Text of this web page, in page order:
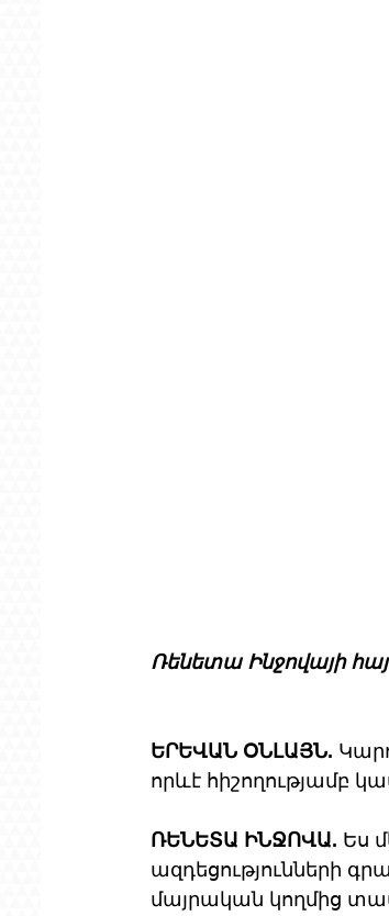
Ռենետա Ինջովայի
ԵՐԵՎԱՆ ՕՆԼԱՅՆ.
որևէ հիշողությամբ
ՌԵՆԵՏԱ ԻՆՋՈՎԱ. Ես
ազդեցությունների
մայրական կողմից